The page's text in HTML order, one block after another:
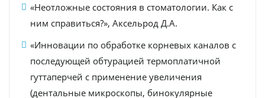
«Неотложные состояния в стоматологии. Как с
ним справиться?», Аксельрод Д.А.
«Инновации по обработке корневых каналов с
последующей обтурацией термоплатичной
гуттаперчей с применение увеличения
(дентальные микроскопы, бинокулярные